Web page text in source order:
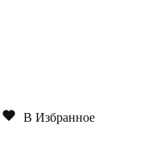
В Избранное